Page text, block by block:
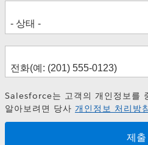
Panel Discussion:
Salesforce는 고객의 개인정보를
알아보려면 당사 개인정보 처리방